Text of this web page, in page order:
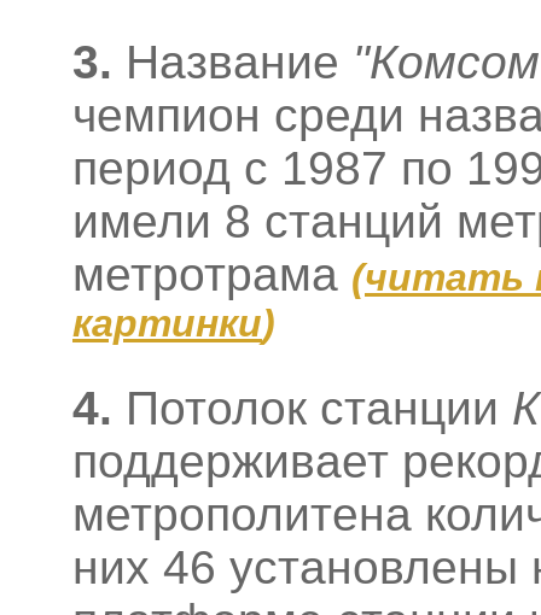
3. Название
чемпион среди
период с 1987 по
имели 8 станций
метротрама (читать
картинки)
4. Потолок станции
поддерживает
метрополитена
них 46 установлены